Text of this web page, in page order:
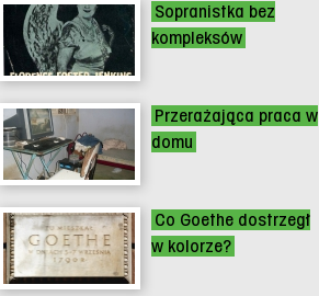
Sopranistka bez
kompleksów
Przerażająca praca w
domu
Co Goethe dostrzegł
w kolorze?